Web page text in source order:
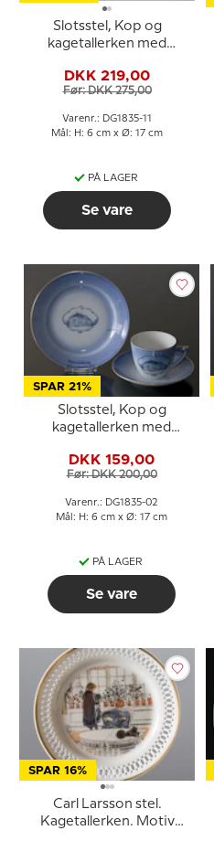
Slotsstel, Kop og
kagetallerken med
& Grøndahl
DKK 219,00
Før: DKK 275,00
Varenr.: DG1835-11
Mål: H: 6 cm x Ø: 17 cm
PÅ LAGER
Se vare
SPAR 21%
Slotsstel, Kop og
kagetallerken med
Grøndahl
DKK 159,00
Før: DKK 200,00
Varenr.: DG1835-02
Mål: H: 6 cm x Ø: 17 cm
PÅ LAGER
Se vare
SPAR 16%
Carl Larsson stel.
Kagetallerken. Motiv